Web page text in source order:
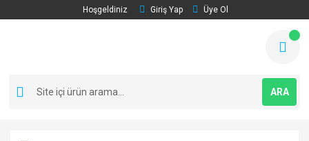
Hoşgeldiniz Giriş Yap Üye Ol
ARA